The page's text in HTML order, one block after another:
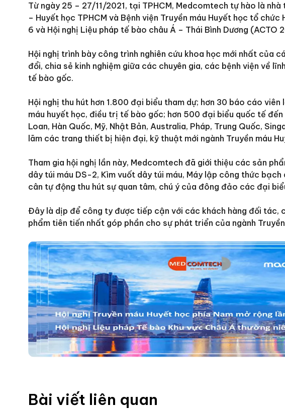
Từ ngày 25 – 27/11/2021, tại TPHCM, Medcomtech tự hào là
– Huyết học TPHCM và Bệnh viện Truyền máu Huyết học tổ
6 và Hội nghị Liệu pháp tế bào châu Á – Thái Bình Dương (ACTO
Hội nghị trình bày công trình nghiên cứu khoa học mới nhất của
đổi, chia sẻ kinh nghiệm giữa các chuyên gia, các bệnh viện về
tế bào gốc.
Hội nghị thu hút hơn 1.800 đại biểu tham dự; hơn 30 báo cáo
máu huyết học, điều trị tế bào gốc; hơn 500 đại biểu quốc tế
Loan, Hàn Quốc, Mỹ, Nhật Bản, Australia, Pháp, Trung Quốc,
lãm các trang thiết bị hiện đại, kỹ thuật mới ngành Truyền máu
Tham gia hội nghị lần này, Medcomtech đã giới thiệu các sản
dây túi máu DS-2, Kìm vuốt dây túi máu, Máy lập công thức
cân tự động thu hút sự quan tâm, chú ý của đông đảo các đại
Đây là dịp để công ty được tiếp cận với các khách hàng đối tác,
phẩm tiên tiến nhất góp phần cho sự phát triển của ngành
Bài viết liên quan